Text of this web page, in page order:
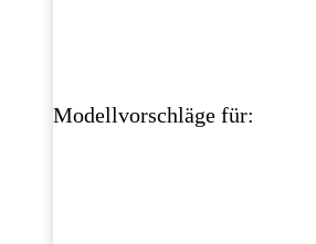
Modellvorschläge für: